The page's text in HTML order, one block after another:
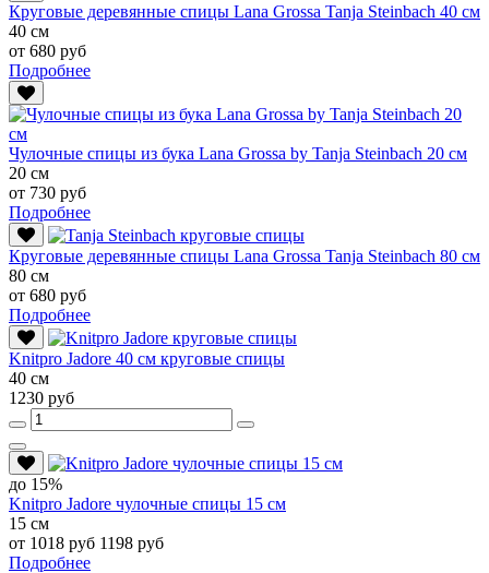
Круговые деревянные спицы Lana Grossa Tanja Steinbach 40 см
40 см
от 680 руб
Подробнее
Чулочные спицы из бука Lana Grossa by Tanja Steinbach 20 см
20 см
от 730 руб
Подробнее
Круговые деревянные спицы Lana Grossa Tanja Steinbach 80 см
80 см
от 680 руб
Подробнее
Knitpro Jadore 40 см круговые спицы
40 см
1230 руб
до 15%
Knitpro Jadore чулочные спицы 15 см
15 см
от 1018 руб 1198 руб
Подробнее